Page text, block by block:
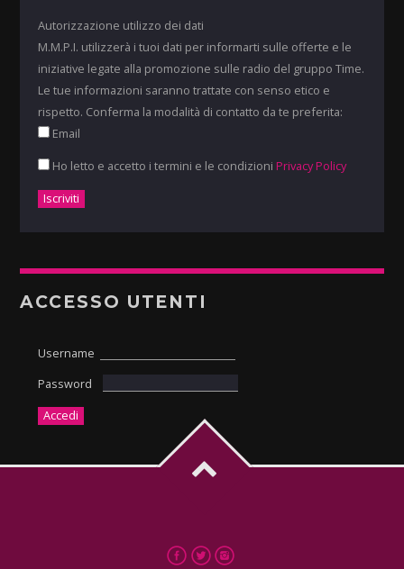
Autorizzazione utilizzo dei dati
M.M.P.I. utilizzerà i tuoi dati per informarti sulle offerte e le
iniziative legate alla promozione sulle radio del gruppo Time.
Le tue informazioni saranno trattate con senso etico e
rispetto. Conferma la modalità di contatto da te preferita:
Email
Ho letto e accetto i termini e le condizioni Privacy Policy
ACCESSO UTENTI
Username
Password